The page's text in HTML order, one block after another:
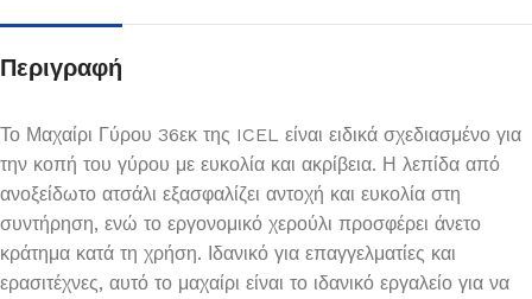
Περιγραφή
Το Μαχαίρι Γύρου 36εκ της ICEL είναι ειδικά σχεδιασμένο για
την κοπή του γύρου με ευκολία και ακρίβεια. Η λεπίδα από
ανοξείδωτο ατσάλι εξασφαλίζει αντοχή και ευκολία στη
συντήρηση, ενώ το εργονομικό χερούλι προσφέρει άνετο
κράτημα κατά τη χρήση. Ιδανικό για επαγγελματίες και
ερασιτέχνες, αυτό το μαχαίρι είναι το ιδανικό εργαλείο για να